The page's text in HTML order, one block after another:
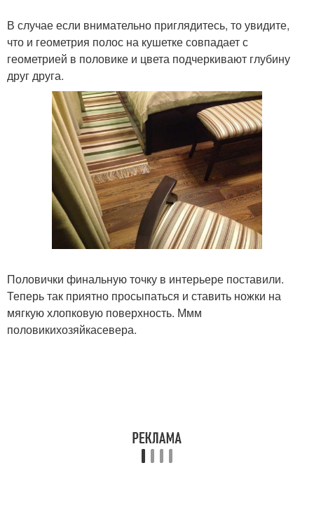
В случае если внимательно приглядитесь, то увидите,
что и геометрия полос на кушетке совпадает с
геометрией в половике и цвета подчеркивают глубину
друг друга.
Половички финальную точку в интерьере поставили.
Теперь так приятно просыпаться и ставить ножки на
мягкую хлопковую поверхность. Ммм
половикихозяйкасевера.